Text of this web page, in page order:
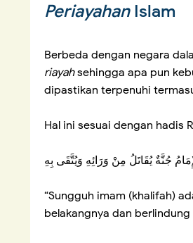
PeriayahanIslam
Berbeda dengan negara
riayahsehingga apa pun
dipastikan terpenuhi
Hal ini sesuai dengan hadis
جُنَّةٌ يُقَاتَلُ مِنْ وَرَائِهِ وَيُتَّقَى بِهِ
“Sungguh imam (khalifah)
belakangnya dan